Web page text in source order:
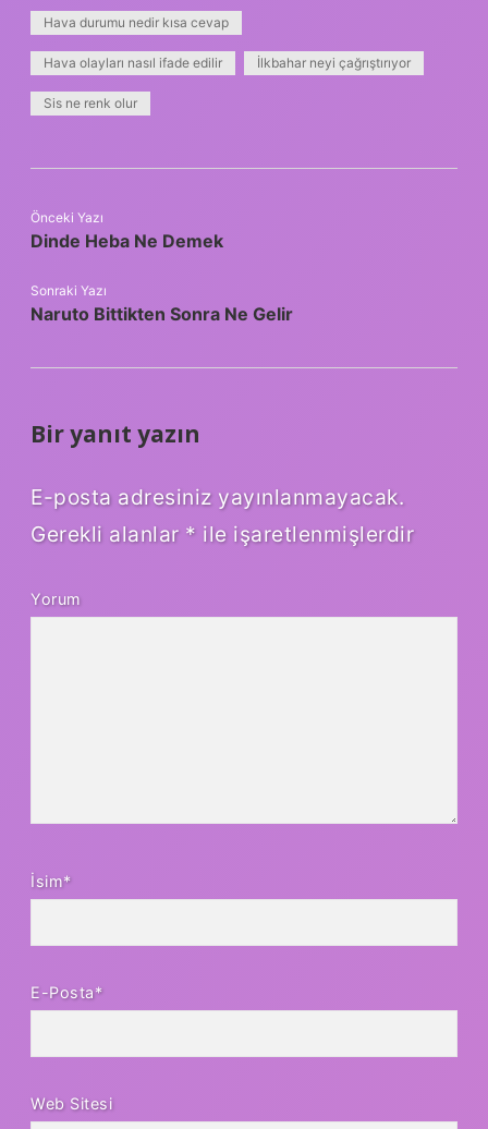
Hava durumu nedir kısa cevap
Hava olayları nasıl ifade edilir İlkbahar neyi çağrıştırıyor
Sis ne renk olur
Önceki Yazı
Dinde Heba Ne Demek
Sonraki Yazı
Naruto Bittikten Sonra Ne Gelir
Bir yanıt yazın
E-posta adresiniz yayınlanmayacak.
Gerekli alanlar * ile işaretlenmişlerdir
Yorum
İsim*
E-Posta*
Web Sitesi